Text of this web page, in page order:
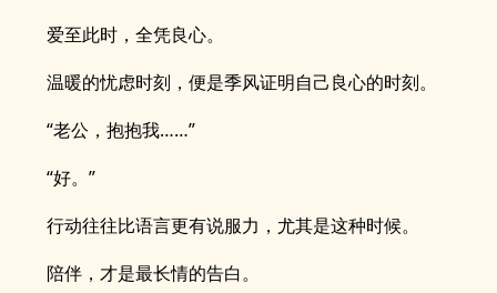
爱至此时，全凭良心。
温暖的忧虑时刻，便是季风证明自己良心的时刻。
“老公，抱抱我……”
“好。”
行动往往比语言更有说服力，尤其是这种时候。
陪伴，才是最长情的告白。